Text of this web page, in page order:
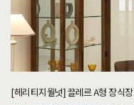
[헤리티지월넛] 끌레르 A형 장식장